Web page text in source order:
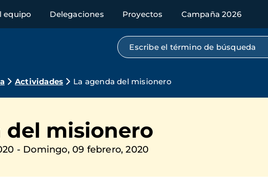
equipo Delegaciones Proyectos Campaña 2026
Búsqueda por texto completo
Actividades La agenda del misionero
del misionero
- Domingo, 09 febrero, 2020